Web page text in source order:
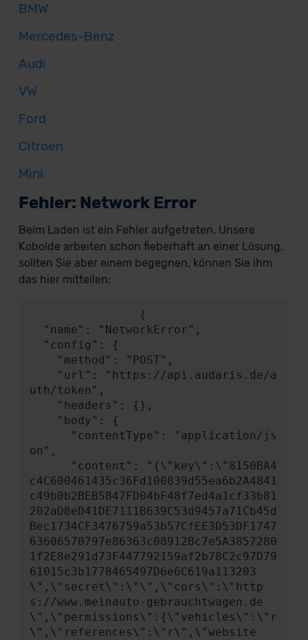
BMW
Mercedes-Benz
Audi
VW
Ford
Citroen
Mini
Fehler: Network Error
Beim Laden ist ein Fehler aufgetreten. Unsere
Kobolde arbeiten schon fieberhaft an einer Lösung,
sollten Sie aber einem begegnen, können Sie ihm
das hier mitteilen:
uth/token",
on",
c4C600461435c36Fd100839d55ea6b2A4841
c49b0b2BEB5847FD04bF48f7ed4a1cf33b81
202aD8eD41DE7111B639C53d9457a71Cb45d
Bec1734CF3476759a53b57CfEE3D53DF1747
63606570797e86363c08912Bc7e5A3857280
1f2E8e291d73F447792159af2b78C2c97D79
61015c3b1778465497D6e6C619a113203
\",\"secret\":\"\",\"cors\":\"http
s://www.meinauto-gebrauchtwagen.de
\",\"permissions\":{\"vehicles\":\"r
\",\"references\":\"r\",\"website